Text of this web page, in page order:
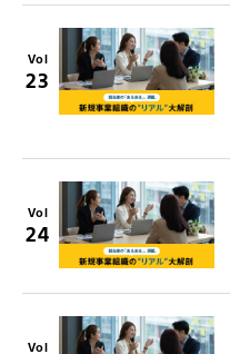
Vol
23
Vol
24
Vol